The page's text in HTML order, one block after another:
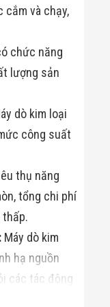
cắm và chạy,
chức năng
lượng sản
dò kim loại
công suất
thụ năng
tổng chi phí
thấp.
Máy dò kim
hạ nguồn
các tác động